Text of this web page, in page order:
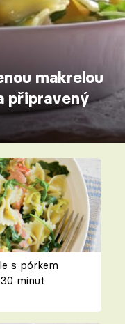
makrelou
připravený
s pórkem
minut